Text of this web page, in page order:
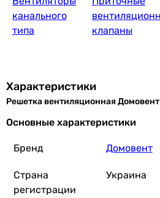
канального
типа
клапаны
Характеристики
Решетка вентиляционная
Основные характеристики
Бренд Домовент
Страна
регистрации
Украина